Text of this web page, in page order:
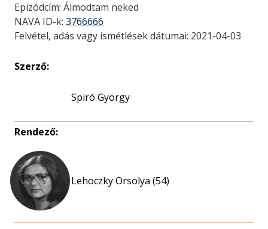
Epizódcím: Álmodtam neked
NAVA ID-k: 3766666
Felvétel, adás vagy ismétlések dátumai: 2021-04-03
Szerző:
Spiró György
Rendező:
Lehoczky Orsolya (54)